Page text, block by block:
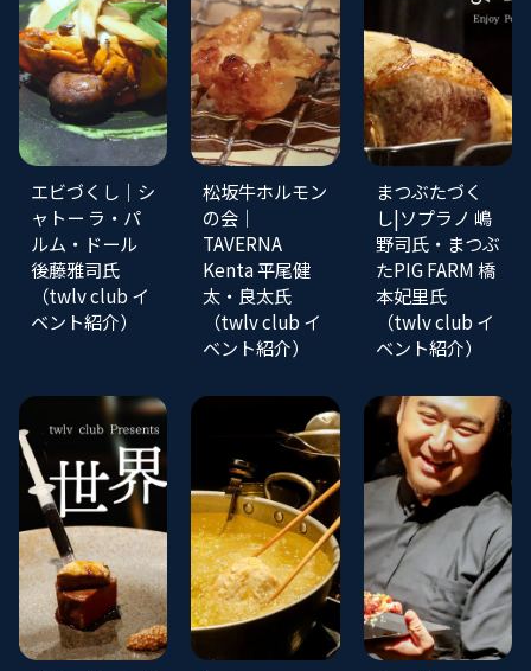
エビづくし｜シ
ャトー ラ・パ
ルム・ドール
後藤雅司氏
（twlv club イ
ベント紹介）
松坂牛ホルモン
の会｜
TAVERNA
Kenta 平尾健
太・良太氏
（twlv club イ
ベント紹介）
まつぶたづく
し|ソプラノ 嶋
野司氏・まつぶ
たPIG FARM 橋
本妃里氏
（twlv club イ
ベント紹介）